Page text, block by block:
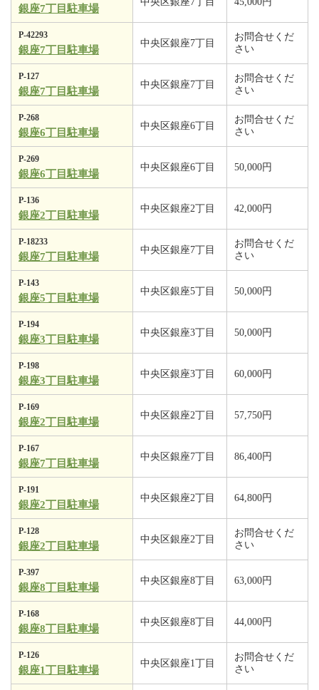
銀座7丁目駐車場
P-42293
銀座7丁目駐車場
中央区銀座7丁目
お問合せくだ
さい
P-127
銀座7丁目駐車場
中央区銀座7丁目
お問合せくだ
さい
P-268
銀座6丁目駐車場
中央区銀座6丁目
お問合せくだ
さい
P-269
銀座6丁目駐車場
中央区銀座6丁目 50,000円
P-136
銀座2丁目駐車場
中央区銀座2丁目 42,000円
P-18233
銀座7丁目駐車場
中央区銀座7丁目
お問合せくだ
さい
P-143
銀座5丁目駐車場
中央区銀座5丁目 50,000円
P-194
銀座3丁目駐車場
中央区銀座3丁目 50,000円
P-198
銀座3丁目駐車場
中央区銀座3丁目 60,000円
P-169
銀座2丁目駐車場
中央区銀座2丁目 57,750円
P-167
銀座7丁目駐車場
中央区銀座7丁目 86,400円
P-191
銀座2丁目駐車場
中央区銀座2丁目 64,800円
P-128
銀座2丁目駐車場
中央区銀座2丁目
お問合せくだ
さい
P-397
銀座8丁目駐車場
中央区銀座8丁目 63,000円
P-168
銀座8丁目駐車場
中央区銀座8丁目 44,000円
P-126
銀座1丁目駐車場
中央区銀座1丁目
お問合せくだ
さい